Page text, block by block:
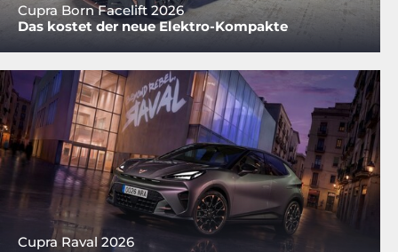
Cupra Born Facelift 2026
Das kostet der neue Elektro-Kompakte
Cupra Raval 2026